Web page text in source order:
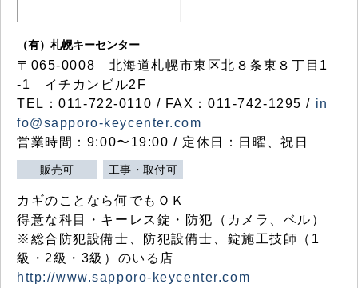
（有）札幌キーセンター
〒065-0008 北海道札幌市東区北８条東８丁目1
-1 イチカンビル2F
TEL：011-722-0110 / FAX：011-742-1295 / in
fo@sapporo-keycenter.com
営業時間：9:00〜19:00 / 定休日：日曜、祝日
販売可 工事・取付可
カギのことなら何でもＯＫ
得意な科目・キーレス錠・防犯（カメラ、ベル）
※総合防犯設備士、防犯設備士、錠施工技師（1
級・2級・3級）のいる店
http://www.sapporo-keycenter.com